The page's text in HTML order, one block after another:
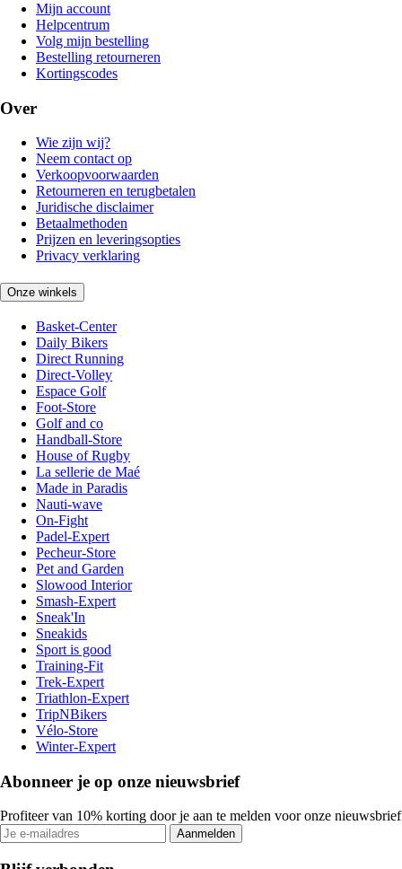
Mijn account
Helpcentrum
Volg mijn bestelling
Bestelling retourneren
Kortingscodes
Over
Wie zijn wij?
Neem contact op
Verkoopvoorwaarden
Retourneren en terugbetalen
Juridische disclaimer
Betaalmethoden
Prijzen en leveringsopties
Privacy verklaring
Onze winkels
Basket-Center
Daily Bikers
Direct Running
Direct-Volley
Espace Golf
Foot-Store
Golf and co
Handball-Store
House of Rugby
La sellerie de Maé
Made in Paradis
Nauti-wave
On-Fight
Padel-Expert
Pecheur-Store
Pet and Garden
Slowood Interior
Smash-Expert
Sneak'In
Sneakids
Sport is good
Training-Fit
Trek-Expert
Triathlon-Expert
TripNBikers
Vélo-Store
Winter-Expert
Abonneer je op onze nieuwsbrief
Profiteer van 10% korting door je aan te melden voor onze nieuwsbrief
Aanmelden